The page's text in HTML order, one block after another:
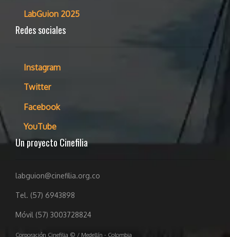
LabGuion 2025
Redes sociales
Instagram
Twitter
Facebook
YouTube
Un proyecto Cinefilia
labguion@cinefilia.org.co
Tel. (57) 6943898
Móvil (57) 3003728824
Corporación Cinefilia © / Medellín - Colombia